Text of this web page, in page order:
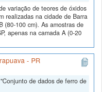
variação de teores de óxidos
realizadas na cidade de Barra
(80-100 cm). As amostras de
apenas na camada A (0-20
- PR
de dados de ferro de